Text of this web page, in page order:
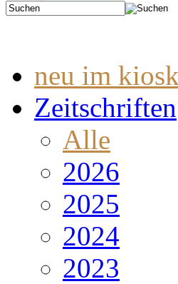
neu im
Zeitschriften
Alle
2026
2025
2024
2023